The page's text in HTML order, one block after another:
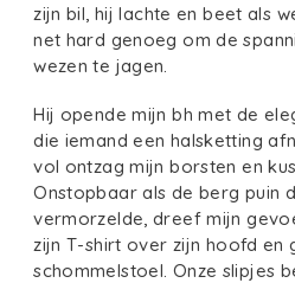
zijn bil, hij lachte en beet als
net hard genoeg om de
wezen te jagen.
Hij opende mijn bh met de
die iemand een halsketting
vol ontzag mijn borsten en
Onstopbaar als de berg puin
vermorzelde, dreef mijn
zijn T-shirt over zijn hoofd en
schommelstoel. Onze slipjes